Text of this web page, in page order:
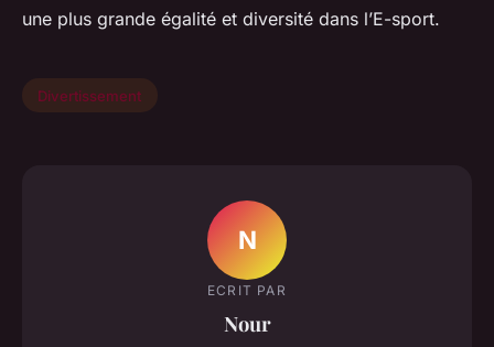
une plus grande égalité et diversité dans l’E-sport.
Divertissement
N
ECRIT PAR
Nour